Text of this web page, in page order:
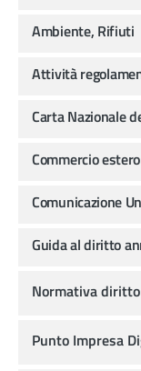
Ambiente, Rifiuti
Attività
Carta Nazionale
Commercio estero
Comunicazione
Guida al diritto
Normativa
Punto Impresa